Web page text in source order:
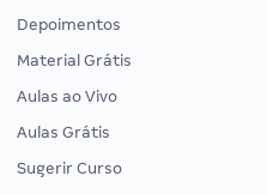
Depoimentos
Material Grátis
Aulas ao Vivo
Aulas Grátis
Sugerir Curso